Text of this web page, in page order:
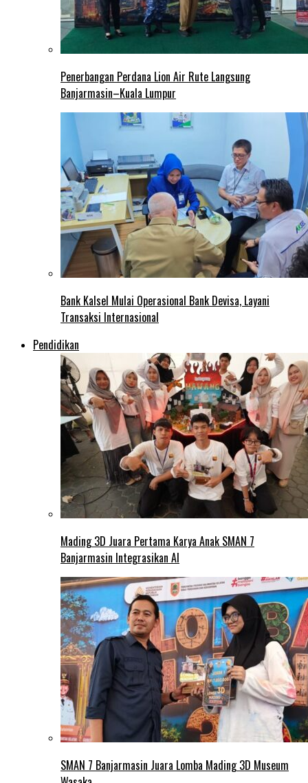
Penerbangan Perdana Lion Air Rute Langsung
Banjarmasin–Kuala Lumpur
Bank Kalsel Mulai Operasional Bank Devisa, Layani
Transaksi Internasional
Pendidikan
Mading 3D Juara Pertama Karya Anak SMAN 7
Banjarmasin Integrasikan AI
SMAN 7 Banjarmasin Juara Lomba Mading 3D Museum